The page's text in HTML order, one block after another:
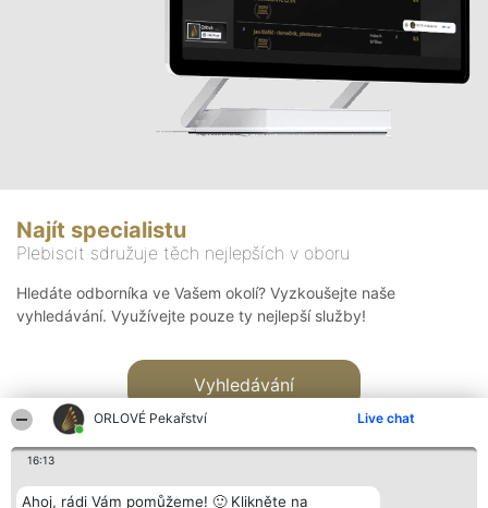
ORLOVÉ Pekařství Live chat
16:13
Ahoj, rádi Vám pomůžeme! 🙂 Klikněte na
Najít specialistu
Plebiscit sdružuje těch nejlepších v oboru
Hledáte odborníka ve Vašem okolí? Vyzkoušejte naše
vyhledávání. Využívejte pouze ty nejlepší služby!
Vyhledávání